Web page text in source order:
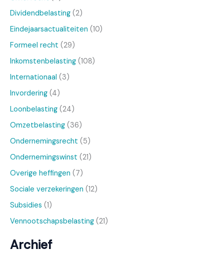
Dividendbelasting (2)
Eindejaarsactualiteiten (10)
Formeel recht (29)
Inkomstenbelasting (108)
Internationaal (3)
Invordering (4)
Loonbelasting (24)
Omzetbelasting (36)
Ondernemingsrecht (5)
Ondernemingswinst (21)
Overige heffingen (7)
Sociale verzekeringen (12)
Subsidies (1)
Vennootschapsbelasting (21)
Archief